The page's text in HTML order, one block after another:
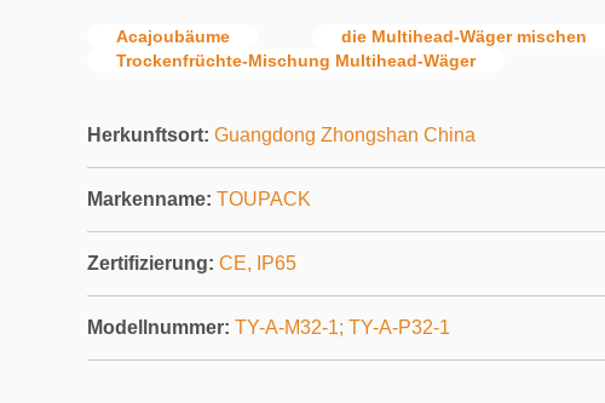
Acajoubäume
die Multihead-Wäger mischen
Trockenfrüchte-Mischung Multihead-Wäger
Herkunftsort: Guangdong Zhongshan China
Markenname: TOUPACK
Zertifizierung: CE, IP65
Modellnummer: TY-A-M32-1; TY-A-P32-1